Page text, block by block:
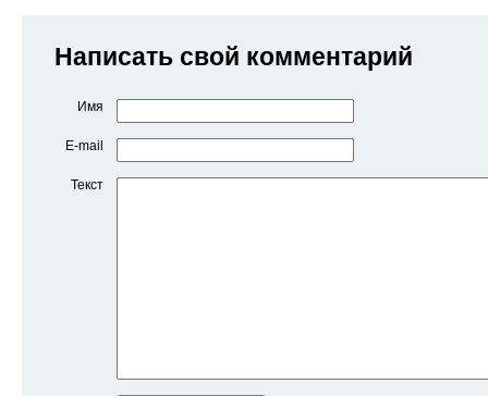
Написать свой комментарий
Имя
E-mail
Текст